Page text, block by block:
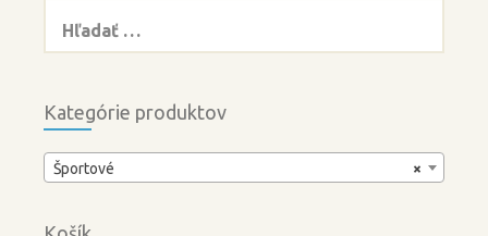
Kategórie produktov
×
Športové